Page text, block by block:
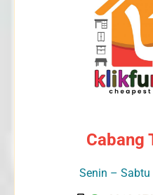
Cabang
Senin –